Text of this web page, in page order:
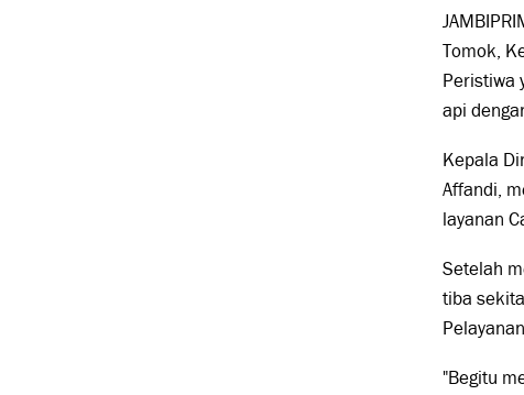
Tomok,
Peristiwa
api
Kepala
Affandi,
layanan
Setelah
tiba
"Begitu